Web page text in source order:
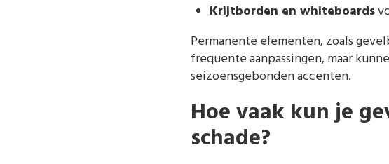
Krijtborden en whiteboards
Permanente elementen, zoals
frequente aanpassingen, maar
seizoensgebonden accenten.
Hoe vaak kun je
schade?